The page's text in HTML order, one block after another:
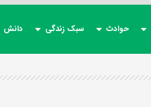
حوادث سبک زندگی دانش